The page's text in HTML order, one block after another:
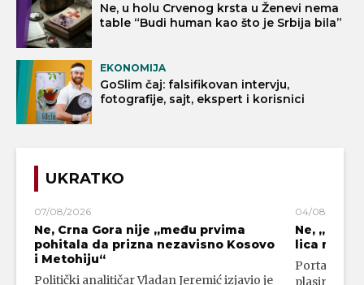
Ne, u holu Crvenog krsta u Ženevi nema
table “Budi human kao što je Srbija bila”
EKONOMIJA
GoSlim čaj: falsifikovan intervju,
fotografije, sajt, ekspert i korisnici
UKRATKO
07/08/2026
Ne, Crna Gora nije „među prvima
pohitala da prizna nezavisno Kosovo
i Metohiju“
Politički analitičar Vladan Jeremić izjavio je
04/08/2026
Ne,
lica
Portal 24